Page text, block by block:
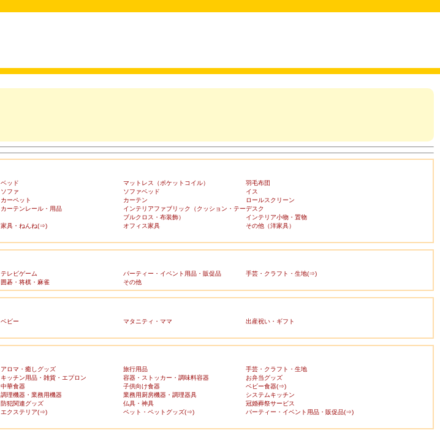
ベッド マットレス（ポケットコイル）
羽毛布団
ソファ ソファベッド
イス
カーペット カーテン
ロールスクリーン
カーテンレール・用品
インテリアファブリック（クッション・テー
ブルクロス・布装飾）
デスク
インテリア小物・置物
家具・ねんね(⇒) オフィス家具
その他（洋家具）
テレビゲーム パーティー・イベント用品・販促品
手芸・クラフト・生地(⇒)
囲碁・将棋・麻雀 その他
ベビー マタニティ・ママ
出産祝い・ギフト
アロマ・癒しグッズ 旅行用品
手芸・クラフト・生地
キッチン用品・雑貨・エプロン 容器・ストッカー・調味料容器
お弁当グッズ
中華食器 子供向け食器
ベビー食器(⇒)
調理機器・業務用機器 業務用厨房機器・調理器具
システムキッチン
防犯関連グッズ 仏具・神具
冠婚葬祭サービス
エクステリア(⇒) ペット・ペットグッズ(⇒)
パーティー・イベント用品・販促品(⇒)